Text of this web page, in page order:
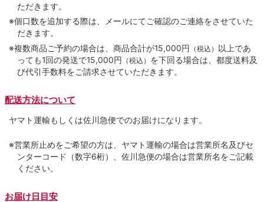
ただきます。
※個口数を追加する際は、メールにてご確認のご連絡をさせていた
だきます。
※複数商品ご予約の場合は、商品合計が15,000円 （税込） 以上であ
っても1回の発送で15,000円 （税込） を下回る場合は、都度送料及
び代引手数料をご請求させていただきます。
配送方法について
ヤマト運輸もしくは佐川急便でのお届けになります。
※営業所止めをご希望の方は、ヤマト運輸の場合は営業所名及びセ
ンターコード（数字6桁）、佐川急便の場合は営業所名をご記載
ください。
お届け日目安